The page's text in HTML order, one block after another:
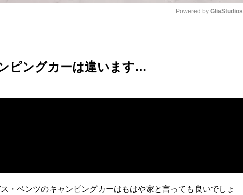
Powered by GliaStudios
ピングカーは違います…
・ベンツのキャンピングカーはもはや家と言っても良いでしょ